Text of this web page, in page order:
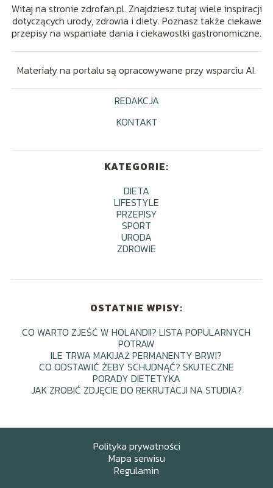
Witaj na stronie zdrofan.pl. Znajdziesz tutaj wiele inspiracji
dotyczących urody, zdrowia i diety. Poznasz także ciekawe
przepisy na wspaniałe dania i ciekawostki gastronomiczne.
Materiały na portalu są opracowywane przy wsparciu AI.
REDAKCJA
KONTAKT
KATEGORIE:
DIETA
LIFESTYLE
PRZEPISY
SPORT
URODA
ZDROWIE
OSTATNIE WPISY:
CO WARTO ZJEŚĆ W HOLANDII? LISTA POPULARNYCH
POTRAW
ILE TRWA MAKIJAŻ PERMANENTY BRWI?
CO ODSTAWIĆ ŻEBY SCHUDNĄĆ? SKUTECZNE
PORADY DIETETYKA
JAK ZROBIĆ ZDJĘCIE DO REKRUTACJI NA STUDIA?
Polityka prywatności
Mapa serwisu
Regulamin